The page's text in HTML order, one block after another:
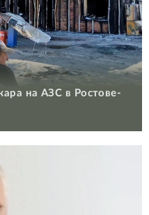
на АЗС в Ростове-